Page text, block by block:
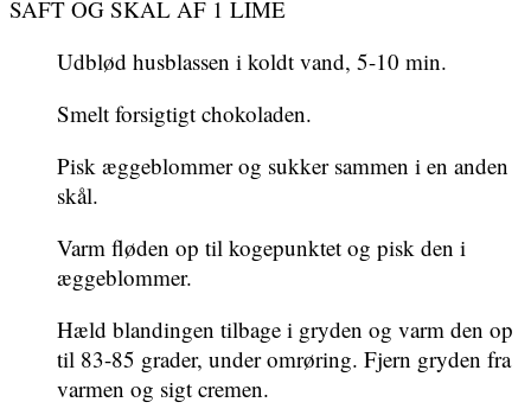
SAFT OG SKAL AF 1 LIME
Udblød husblassen i koldt vand, 5-10 min.
Smelt forsigtigt chokoladen.
Pisk æggeblommer og sukker sammen i en anden
skål.
Varm fløden op til kogepunktet og pisk den i
æggeblommer.
Hæld blandingen tilbage i gryden og varm den op
til 83-85 grader, under omrøring. Fjern gryden fra
varmen og sigt cremen.